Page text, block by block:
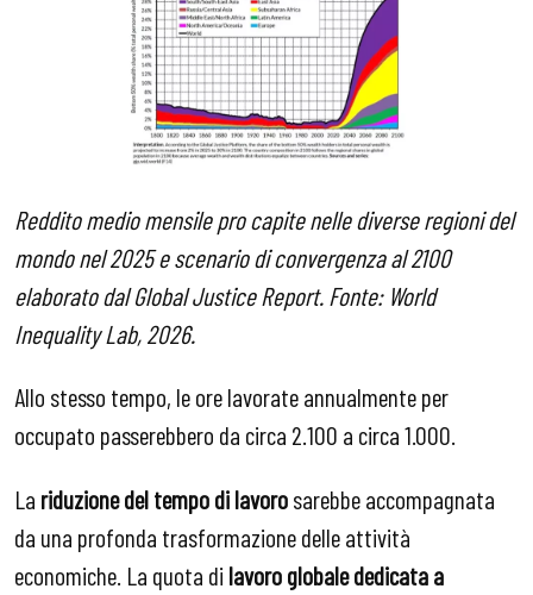
Reddito medio mensile pro capite nelle diverse regioni del
mondo nel 2025 e scenario di convergenza al 2100
elaborato dal Global Justice Report. Fonte: World
Inequality Lab, 2026.
Allo stesso tempo, le ore lavorate annualmente per
occupato passerebbero da circa 2.100 a circa 1.000.
La riduzione del tempo di lavorosarebbe accompagnata
da una profonda trasformazione delle attività
economiche. La quota di lavoro globale dedicata a